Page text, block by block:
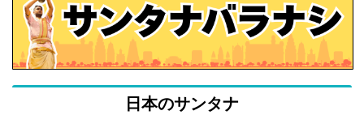
日本のサンタナ